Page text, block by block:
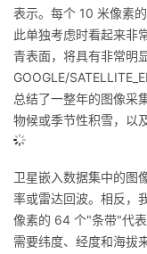
表示。每个 10 米像素
此单独考虑时看起来非
青表面，将具有非常明
GOOGLE/
总结了一整年的图像采
物候或季节性积雪，以
卫星嵌入数据集中的图
率或雷达回波。相反，
像素的 64 个"条带"代
需要纬度、经度和海拔